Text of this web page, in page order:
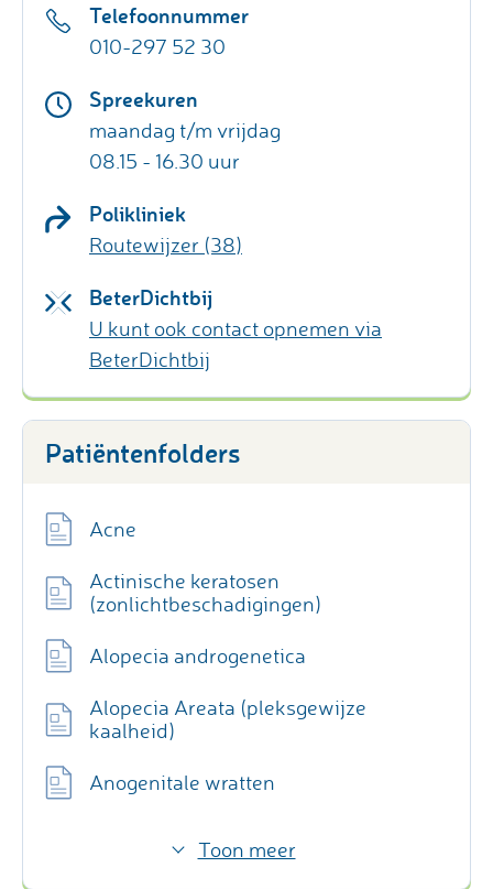
Telefoonnummer
010-297 52 30
Spreekuren
maandag t/m vrijdag
08.15 - 16.30 uur
Polikliniek
Routewijzer (38)
BeterDichtbij
U kunt ook contact opnemen via
BeterDichtbij
Patiëntenfolders
Acne
Actinische keratosen
(zonlichtbeschadigingen)
Alopecia androgenetica
Alopecia Areata (pleksgewijze
kaalheid)
Anogenitale wratten
Toon meer